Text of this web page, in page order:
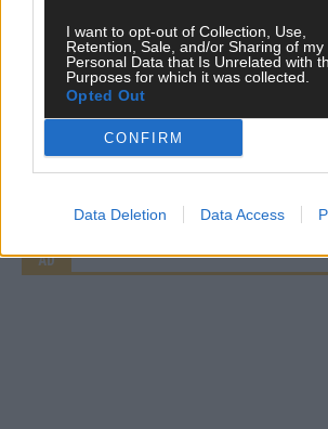
I want to opt-out of Collection, Use,
Retention, Sale, and/or Sharing of my
Personal Data that Is Unrelated with
Purposes for which it was collected.
Opted Out
CONFIRM
Data Deletion Data Access
WERBE BEI UNS!
CHECK UNS AUF FACEBOOK
AD